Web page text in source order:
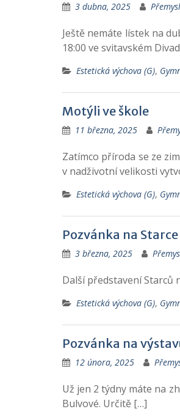
3 dubna, 2025
Ještě nemáte lístek na
18:00 ve svitavském
Estetická výchova (G),
Motýli ve škole
11 března, 2025
Zatímco příroda se ze
v nadživotní velikosti
Estetická výchova (G),
Pozvánka na
3 března, 2025
Další představení Starců
Estetická výchova (G),
Pozvánka na
12 února, 2025
Už jen 2 týdny máte na
Bulvové. Určitě […]